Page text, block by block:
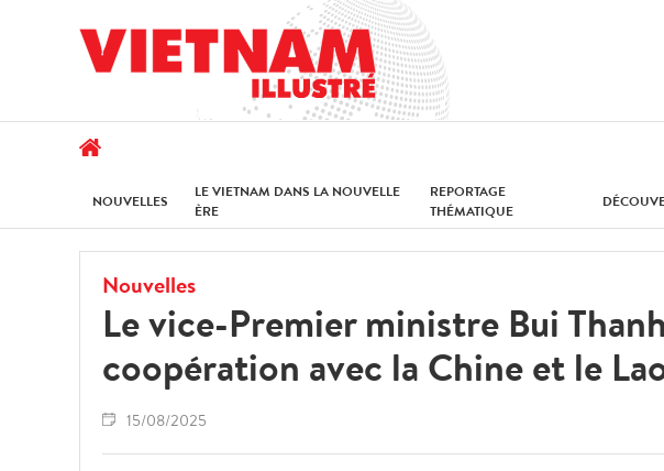
NOUVELLES
LE VIETNAM DANS LA NOUVELLE
ÈRE
REPORTAGE
THÉMATIQUE
Nouvelles
Le vice-Premier ministre Bui
coopération avec la Chine et le
15/08/2025